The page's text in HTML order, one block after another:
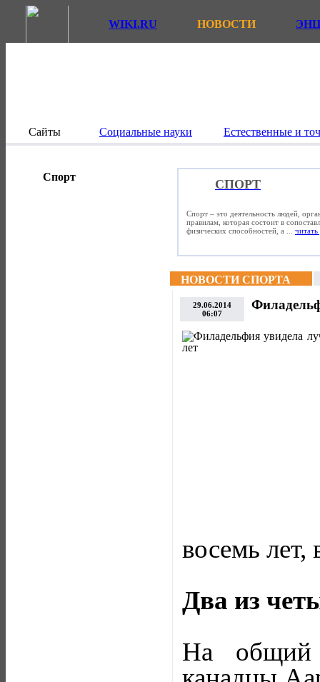
WIKI.RU НОВОСТИ
Сайты Социальные науки Естественные и
Спорт
СПОРТ
Спорт – это деятельность людей,
правилам, которая состоит в
физических способностей, а ... читать
НОВОСТИ СПОРТА
29.06.2014
06:07
восемь
Два из
На общий